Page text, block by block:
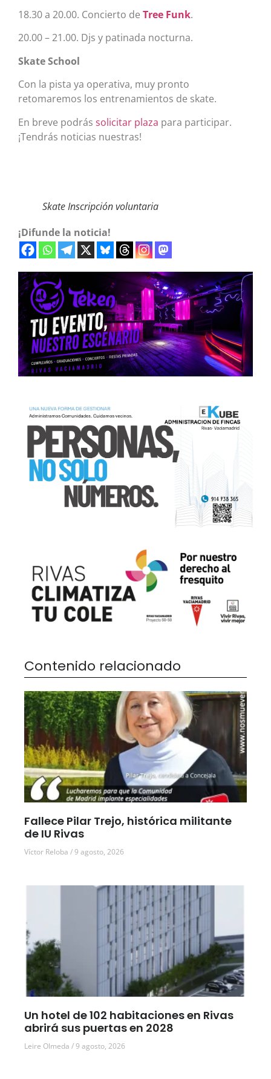
18.30 a 20.00. Concierto de Tree Funk.
20.00 – 21.00. Djs y patinada nocturna.
Skate School
Con la pista ya operativa, muy pronto
retomaremos los entrenamientos de skate.
En breve podrás solicitar plaza para participar.
¡Tendrás noticias nuestras!
Skate Inscripción voluntaria
¡Difunde la noticia!
Contenido relacionado
Fallece Pilar Trejo, histórica militante
de IU Rivas
Víctor Reloba 9 agosto, 2026
Un hotel de 102 habitaciones en Rivas
abrirá sus puertas en 2028
Leire Olmeda 9 agosto, 2026